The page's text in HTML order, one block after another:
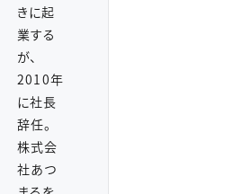
きに起
業する
が、
2010年
に社長
辞任。
株式会
社あつ